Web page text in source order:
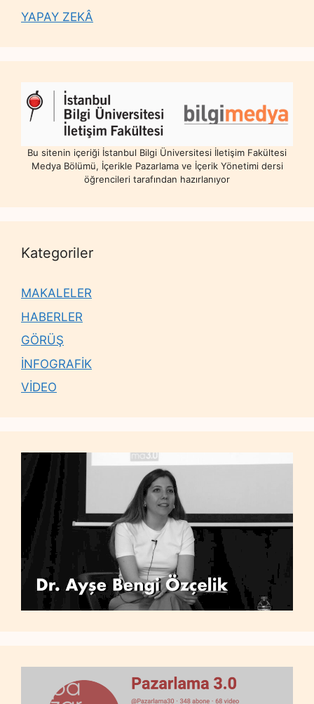
YAPAY ZEKÂ
Bu sitenin içeriği İstanbul Bilgi Üniversitesi İletişim Fakültesi
Medya Bölümü, İçerikle Pazarlama ve İçerik Yönetimi dersi
öğrencileri tarafından hazırlanıyor
Kategoriler
MAKALELER
HABERLER
GÖRÜŞ
İNFOGRAFİK
VİDEO